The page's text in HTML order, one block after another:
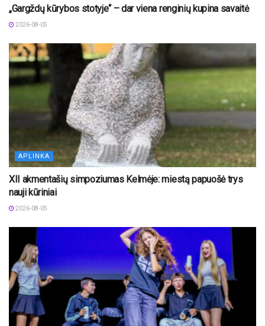
„Gargždų kūrybos stotyje“ – dar viena renginių kupina savaitė
2026-08-05
APLINKA
XII akmentašių simpoziumas Kelmėje: miestą papuošė trys
nauji kūriniai
2026-08-05